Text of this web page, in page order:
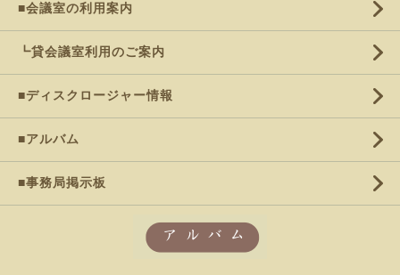
■会議室の利用案内
┗貸会議室利用のご案内
■ディスクロージャー情報
■アルバム
■事務局掲示板